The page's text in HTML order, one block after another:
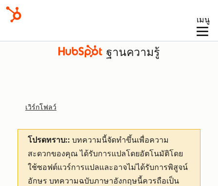
เมนู
ฐานความรู้
เวิร์กโฟลว์
โปรดทราบ:: บทความนี้จัดทำขึ้นเพื่อความ
สะดวกของคุณได้รับการแปลโดยอัตโนมัติโดย
ใช้ซอฟต์แวร์การแปลและอาจไม่ได้รับการพิสูจน์
อักษร บทความฉบับภาษาอังกฤษนี้ควรถือเป็น